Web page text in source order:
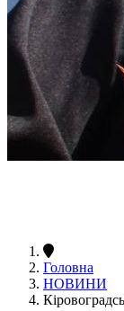
Головна
НОВИНИ